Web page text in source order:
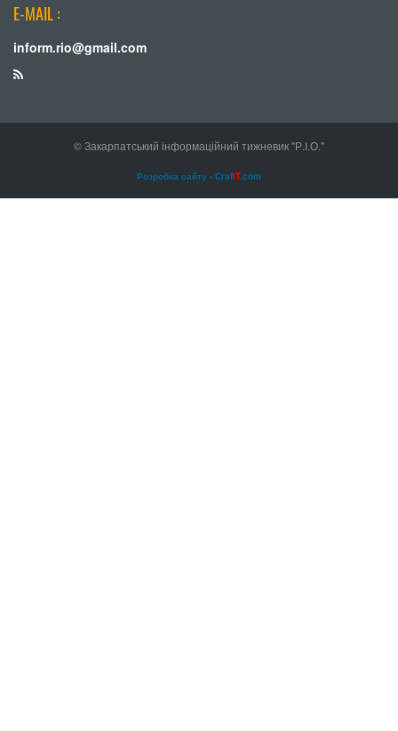
E-MAIL :
inform.rio@gmail.com
© Закарпатський інформаційний тижневик "Р.І.О."
Розробка сайту - CrafIT.com